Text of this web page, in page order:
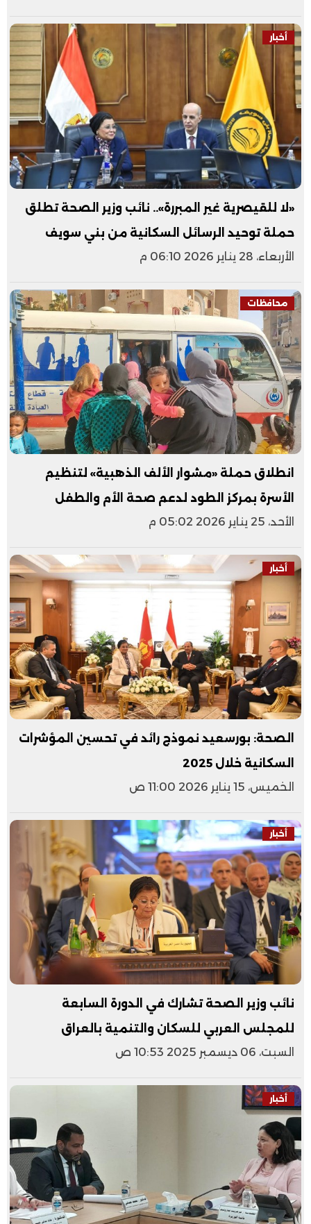
أخبار
«لا للقيصرية غير المبررة».. نائب وزير الصحة تطلق
حملة توحيد الرسائل السكانية من بني سويف
الأربعاء، 28 يناير 2026 06:10 م
محافظات
انطلاق حملة «مشوار الألف الذهبية» لتنظيم
الأسرة بمركز الطود لدعم صحة الأم والطفل
الأحد، 25 يناير 2026 05:02 م
أخبار
الصحة: بورسعيد نموذج رائد في تحسين المؤشرات
السكانية خلال 2025
الخميس، 15 يناير 2026 11:00 ص
أخبار
نائب وزير الصحة تشارك في الدورة السابعة
للمجلس العربي للسكان والتنمية بالعراق
السبت، 06 ديسمبر 2025 10:53 ص
أخبار